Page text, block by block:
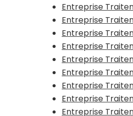
Entreprise
Entreprise
Entreprise
Entreprise
Entreprise
Entreprise
Entreprise
Entreprise
Entreprise